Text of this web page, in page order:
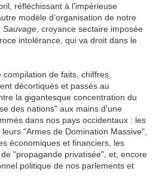
réfléchissant à l’impérieuse
modèle d’organisation de notre
Sauvage , croyance sectaire imposée
intolérance, qui va droit dans le
de faits, chiffres,
décortiqués et passés au
la gigantesque concentration du
des nations" aux mains d'une
dans nos pays occidentaux : les
"Armes de Domination Massive",
économiques et financiers, les
"propagande privatisée", et, encore
politique de nos parlements et